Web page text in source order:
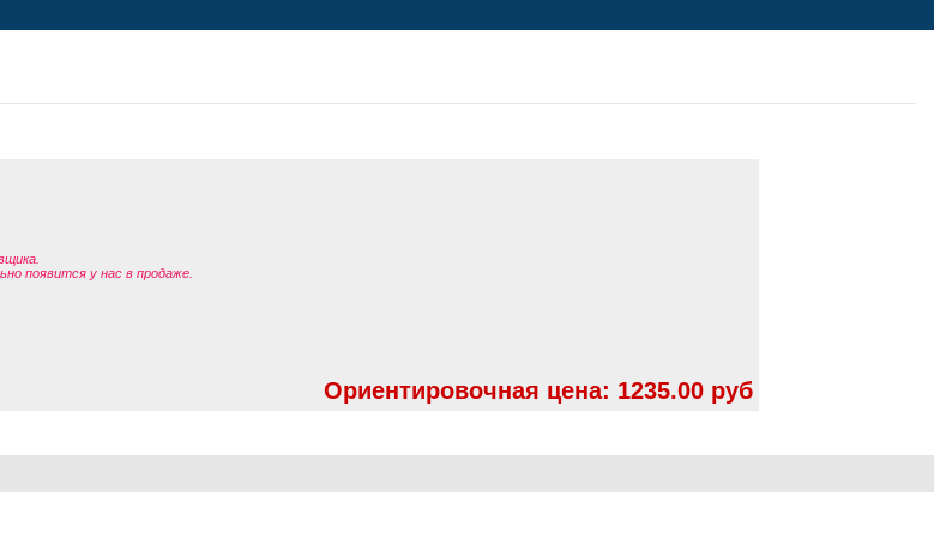
появится у нас в продаже.
Ориентировочная цена: 1235.00 руб